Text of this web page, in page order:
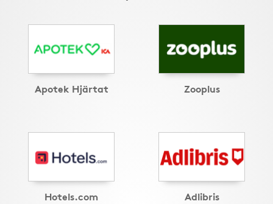
Apotek Hjärtat Zooplus
Hotels.com Adlibris